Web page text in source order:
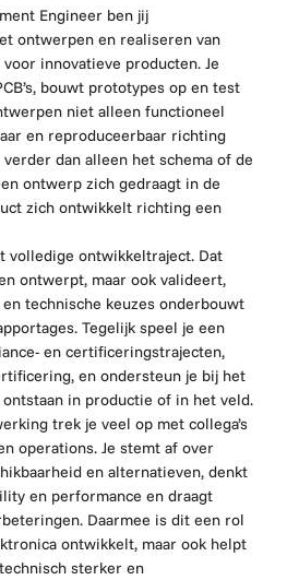
Engineer ben jij
ontwerpen en realiseren van
innovatieve producten. Je
bouwt prototypes op en test
niet alleen functioneel
en reproduceerbaar richting
dan alleen het schema of de
ontwerp zich gedraagt in de
zich ontwikkelt richting een
volledige ontwikkeltraject. Dat
ontwerpt, maar ook valideert,
technische keuzes onderbouwt
Tegelijk speel je een
en certificeringstrajecten,
en ondersteun je bij het
in productie of in het veld.
trek je veel op met collega’s
operations. Je stemt af over
en alternatieven, denkt
en performance en draagt
Daarmee is dit een rol
ontwikkelt, maar ook helpt
sterker en